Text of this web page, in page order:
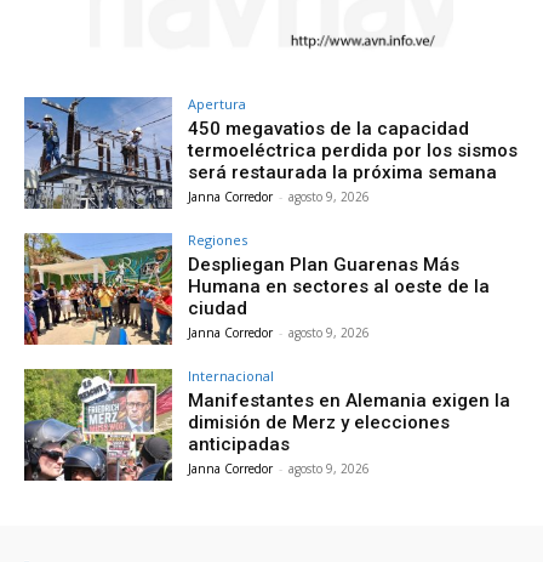
Apertura
450 megavatios de la capacidad
termoeléctrica perdida por los sismos
será restaurada la próxima semana
Janna Corredor - agosto 9, 2026
Regiones
Despliegan Plan Guarenas Más
Humana en sectores al oeste de la
ciudad
Janna Corredor - agosto 9, 2026
Internacional
Manifestantes en Alemania exigen la
dimisión de Merz y elecciones
anticipadas
Janna Corredor - agosto 9, 2026